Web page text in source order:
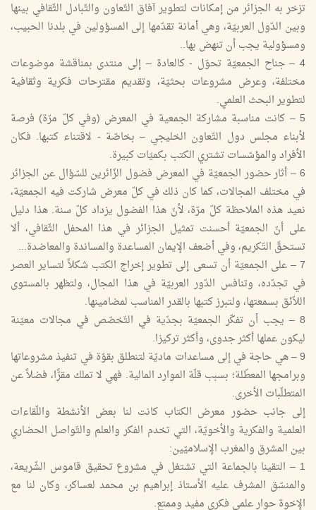
تزخر به الجزائر من إمكانات لتطوير آفاق التّعاون والتّبادل الثّقافي بينها
وبين الدّول العربيّة، وهي أمانة تقدّمها إلى المسؤولين في بلدنا الحبيب،
ومسؤولية يجب أن تنهض بها..
4 – جناح الجمعيّة تحوّل - كالعادة – إلى منتدى بمناقشة موضوعات
مختلفة، وعرض مشروعات بحثيّة، وتقديم مقترحات فكرية وثقافية
لتطوير البحث العلمي.
5 – كانت مناسبة مشاركة الجمعية في المعرض (وفي كلّ مرّة) فرصة
لأبناء مجلس دول التّعاون الخليجي – بخاصّة - لاقتناء كتبها. فكان
الأفراد والمؤسّسات تشتري الكتب بكميّات كبيرة.
6 – أثار حضور الجمعيّة في المعرض فضول الزّائرين للسّؤال عن الجزائر
في مختلف المجالات، كما كان ذلك في كلّ معرض شاركت فيه الجمعيّة،
نعيد هذه الملاحظة كلّ مرّة، لأنّ هذا الفضول يزداد كلّ سنة. هذا دليل
على أنّ الجمعيّة أحسنت تمثيل الجزائر في هذا المحفل الثّقافي، ألا
تستحقّ التّكريم، وفي أضعف الإيمان المساعدة والمساندة والمعاضدة...
7 – على الجمعيّة أن تسعى إلى تطوير إخراج الكتب شكلاً لتساير العصر
في تجدّده، وتنافس الدّور العربيّة في هذا المجال، ولتظهر بالمستوى
اللاّئق بسمعتها، ولتبرز كتبها بالقدر المناسب لمضامينها.
8 – يجب أن تفكّر الجمعيّة بجدّية في التّخصّص في مجالات معيّنة
ليكون عملها أكثر جدوى، وأكثر تركيزا.
9 – هي حاجة في إلى مساعدات ماديّة لتنطلق بقوّة في تنفيذ مشروعاتها
وبرامجها المعطّلة؛ بسبب قلّة الموارد المالية. فهي لا تملك مقرًّا، فضلاً عن
المتطلّبات الأخرى.
إلى جانب حضور معرض الكتاب كانت لنا بعض الأنشطة واللّقاءات
العلمية والفكرية والأخويّة، التي تخدم الفكر والعلم والتّواصل الحضاري
بين المشرق والمغرب الإسلاميّين:
1 – التقينا بالجماعة التي تشتغل في مشروع تحقيق قاموس الشّريعة،
والمنسّق المشرف عليه الأستاذ إبراهيم بن محمد لعساكر، وكان لنا مع
الإخوة حوار علمي فكري مفيد وممتع.